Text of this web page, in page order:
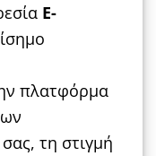
E-
πλατφόρμα
τη στιγμή